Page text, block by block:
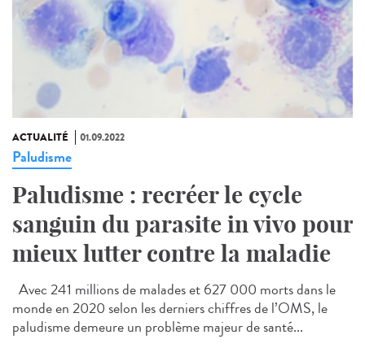
ACTUALITÉ 01.09.2022
Paludisme
Paludisme : recréer le cycle
sanguin du parasite in vivo pour
mieux lutter contre la maladie
Avec 241 millions de malades et 627 000 morts dans le
monde en 2020 selon les derniers chiffres de l’OMS, le
paludisme demeure un problème majeur de santé...